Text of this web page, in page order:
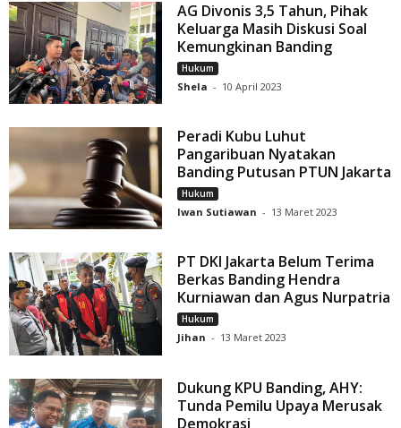
AG Divonis 3,5 Tahun, Pihak
Keluarga Masih Diskusi Soal
Kemungkinan Banding
Hukum
Shela - 10 April 2023
Peradi Kubu Luhut
Pangaribuan Nyatakan
Banding Putusan PTUN Jakarta
Hukum
Iwan Sutiawan - 13 Maret 2023
PT DKI Jakarta Belum Terima
Berkas Banding Hendra
Kurniawan dan Agus Nurpatria
Hukum
Jihan - 13 Maret 2023
Dukung KPU Banding, AHY:
Tunda Pemilu Upaya Merusak
Demokrasi